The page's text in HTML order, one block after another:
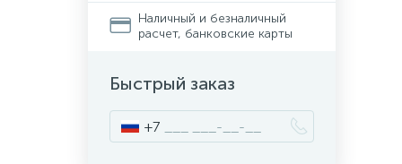
Наличный и безналичный
расчет, банковские карты
Быстрый заказ
+7